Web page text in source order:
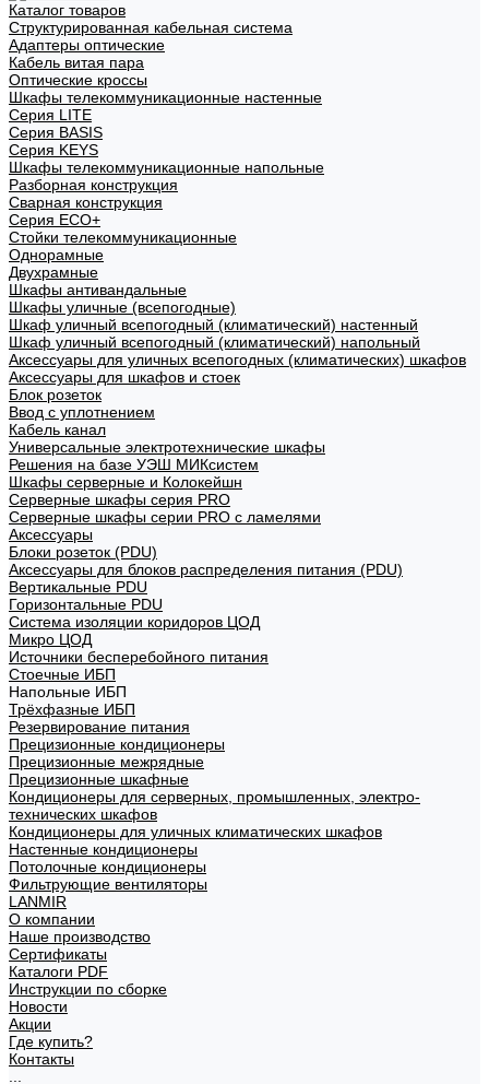
Каталог товаров
Структурированная кабельная система
Адаптеры оптические
Кабель витая пара
Оптические кроссы
Шкафы телекоммуникационные настенные
Cерия LITE
Cерия BASIS
Cерия KEYS
Шкафы телекоммуникационные напольные
Разборная конструкция
Сварная конструкция
Серия ECO+
Стойки телекоммуникационные
Однорамные
Двухрамные
Шкафы антивандальные
Шкафы уличные (всепогодные)
Шкаф уличный всепогодный (климатический) настенный
Шкаф уличный всепогодный (климатический) напольный
Аксессуары для уличных всепогодных (климатических) шкафов
Аксессуары для шкафов и стоек
Блок розеток
Ввод с уплотнением
Кабель канал
Универсальные электротехнические шкафы
Решения на базе УЭШ МИКсистем
Шкафы серверные и Колокейшн
Серверные шкафы серия PRO
Серверные шкафы серии PRO с ламелями
Аксессуары
Блоки розеток (PDU)
Аксессуары для блоков распределения питания (PDU)
Вертикальные PDU
Горизонтальные PDU
Система изоляции коридоров ЦОД
Микро ЦОД
Источники бесперебойного питания
Стоечные ИБП
Напольные ИБП
Трёхфазные ИБП
Резервирование питания
Прецизионные кондиционеры
Прецизионные межрядные
Прецизионные шкафные
Кондиционеры для серверных, промышленных, электро-
технических шкафов
Кондиционеры для уличных климатических шкафов
Настенные кондиционеры
Потолочные кондиционеры
Фильтрующие вентиляторы
LANMIR
О компании
Наше производство
Сертификаты
Каталоги PDF
Инструкции по сборке
Новости
Акции
Где купить?
Контакты